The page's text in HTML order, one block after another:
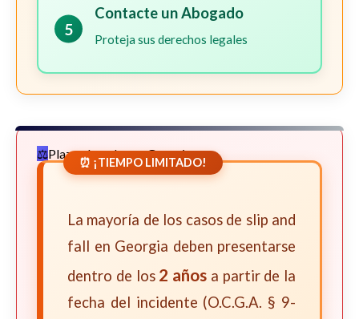
5
Contacte un Abogado
Proteja sus derechos legales
Plazos Legales en Georgia
⏰ ¡TIEMPO LIMITADO!
La mayoría de los casos de slip and
fall en Georgia deben presentarse
dentro de los 2 años a partir de la
fecha del incidente (O.C.G.A. § 9-